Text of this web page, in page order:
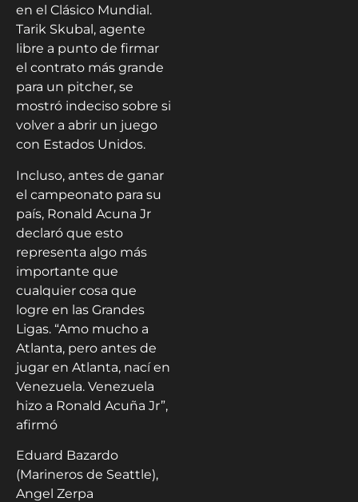
en el Clásico Mundial.
Tarik Skubal, agente
libre a punto de firmar
el contrato más grande
para un pitcher, se
mostró indeciso sobre si
volver a abrir un juego
con Estados Unidos.
Incluso, antes de ganar
el campeonato para su
país, Ronald Acuna Jr
declaró que esto
representa algo más
importante que
cualquier cosa que
logre en las Grandes
Ligas. “Amo mucho a
Atlanta, pero antes de
jugar en Atlanta, nací en
Venezuela. Venezuela
hizo a Ronald Acuña Jr”,
afirmó
Eduard Bazardo
(Marineros de Seattle),
Angel Zerpa